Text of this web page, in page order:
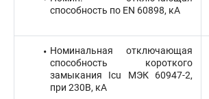
способность по EN 60898, кА
Номинальная отключающая
способность короткого
замыкания Icu МЭК 60947-2,
при 230В, кА